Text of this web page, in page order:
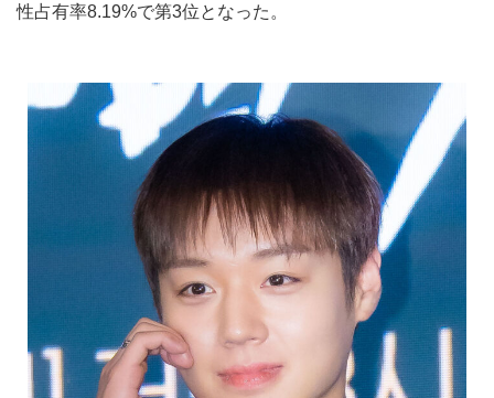
性占有率8.19%で第3位となった。